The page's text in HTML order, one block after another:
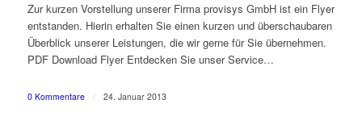
Zur kurzen Vorstellung unserer Firma provisys GmbH ist ein Flyer
entstanden. Hierin erhalten Sie einen kurzen und überschaubaren
Überblick unserer Leistungen, die wir gerne für Sie übernehmen.
PDF Download Flyer Entdecken Sie unser Service…
0 Kommentare / 24. Januar 2013